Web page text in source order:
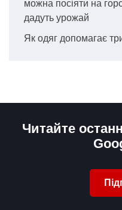
можна посіяти на
дадуть урожай
Як одяг допомагає
Читайте